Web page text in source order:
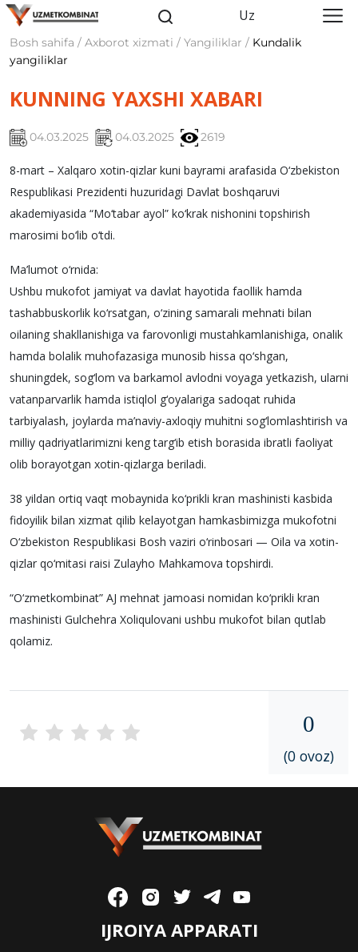
Uz
Bosh sahifa / Axborot xizmati / Yangiliklar / Kundalik
yangiliklar
KUNNING YAXSHI XABARI
04.03.2025 04.03.2025 2619
8-mart – Xalqaro xotin-qizlar kuni bayrami arafasida O‘zbekiston
Respublikasi Prezidenti huzuridagi Davlat boshqaruvi
akademiyasida “Mo‘tabar ayol” ko‘krak nishonini topshirish
marosimi bo‘lib o‘tdi.
Ma’lumot o‘rnida:
Ushbu mukofot jamiyat va davlat hayotida faollik hamda
tashabbuskorlik ko‘rsatgan, o‘zining samarali mehnati bilan
oilaning shakllanishiga va farovonligi mustahkamlanishiga, onalik
hamda bolalik muhofazasiga munosib hissa qo‘shgan,
shuningdek, sog‘lom va barkamol avlodni voyaga yetkazish, ularni
vatanparvarlik hamda istiqlol g‘oyalariga sadoqat ruhida
tarbiyalash, joylarda ma’naviy-axloqiy muhitni sog‘lomlashtirish va
milliy qadriyatlarimizni keng targ‘ib etish borasida ibratli faoliyat
olib borayotgan xotin-qizlarga beriladi.
38 yildan ortiq vaqt mobaynida ko‘prikli kran mashinisti kasbida
fidoyilik bilan xizmat qilib kelayotgan hamkasbimizga mukofotni
O‘zbekiston Respublikasi Bosh vaziri o‘rinbosari — Oila va xotin-
qizlar qo‘mitasi raisi Zulayho Mahkamova topshirdi.
“O‘zmetkombinat” AJ mehnat jamoasi nomidan ko‘prikli kran
mashinisti Gulchehra Xoliqulovani ushbu mukofot bilan qutlab
qolamiz.
0
(0 ovoz)
IJROIYA APPARATI